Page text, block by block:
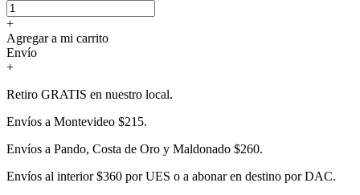
+
Agregar a mi carrito
Envío
+
Retiro GRATIS en nuestro local.
Envíos a Montevideo $215.
Envíos a Pando, Costa de Oro y Maldonado $260.
Envíos al interior $360 por UES o a abonar en destino por DAC.